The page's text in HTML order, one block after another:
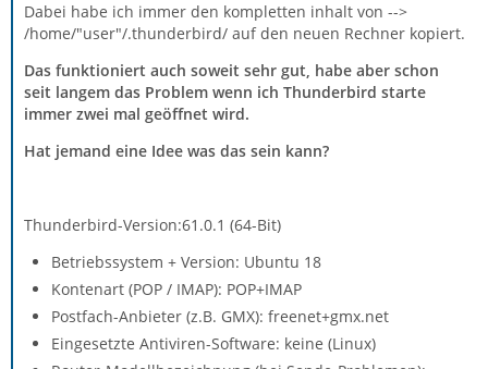
Dabei habe ich immer den kompletten inhalt von -->
/home/"user"/.thunderbird/ auf den neuen Rechner kopiert.
Das funktioniert auch soweit sehr gut, habe aber schon
seit langem das Problem wenn ich Thunderbird starte
immer zwei mal geöffnet wird.
Hat jemand eine Idee was das sein kann?
Thunderbird-Version:61.0.1 (64-Bit)
Betriebssystem + Version: Ubuntu 18
Kontenart (POP / IMAP): POP+IMAP
Postfach-Anbieter (z.B. GMX): freenet+gmx.net
Eingesetzte Antiviren-Software: keine (Linux)